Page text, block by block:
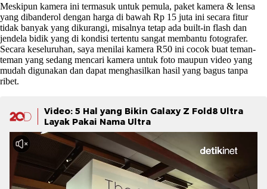
Meskipun kamera ini termasuk untuk pemula, paket kamera & lensa
yang dibanderol dengan harga di bawah Rp 15 juta ini secara fitur
tidak banyak yang dikurangi, misalnya tetap ada built-in flash dan
jendela bidik yang di kondisi tertentu sangat membantu fotografer.
Secara keseluruhan, saya menilai kamera R50 ini cocok buat teman-
teman yang sedang mencari kamera untuk foto maupun video yang
mudah digunakan dan dapat menghasilkan hasil yang bagus tanpa
ribet.
Video: 5 Hal yang Bikin Galaxy Z Fold8 Ultra
Layak Pakai Nama Ultra